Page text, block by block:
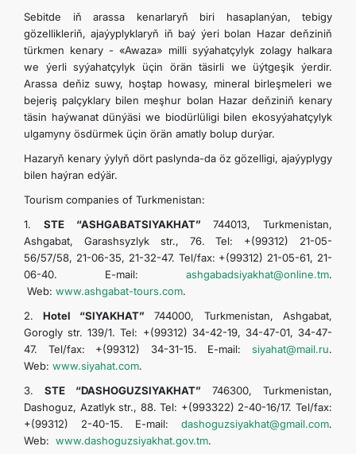
Sebitde iň arassa kenarlaryň biri hasaplanýan, tebigy
gözellikleriň, ajaýyplyklaryň iň baý ýeri bolan Hazar deňziniň
türkmen kenary - «Awaza» milli syýahatçylyk zolagy halkara
we ýerli syýahatçylyk üçin örän täsirli we üýtgeşik ýerdir.
Arassa deňiz suwy, hoştap howasy, mineral birleşmeleri we
bejeriş palçyklary bilen meşhur bolan Hazar deňziniň kenary
täsin haýwanat dünýäsi we biodürlüligi bilen ekosyýahatçylyk
ulgamyny ösdürmek üçin örän amatly bolup durýar.
Hazaryň kenary ýylyň dört paslynda-da öz gözelligi, ajaýyplygy
bilen haýran edýär.
Tourism companies of Turkmenistan:
1. STE “ASHGABATSIYAKHAT” 744013, Turkmenistan,
Ashgabat, Garashsyzlyk str., 76. Tel: +(99312) 21-05-
56/57/58, 21-06-35, 21-32-47. Tel/fax: +(99312) 21-05-61, 21-
06-40. E-mail: ashgabadsiyakhat@online.tm.
Web: www.ashgabat-tours.com.
2.Hotel “SIYAKHAT” 744000, Turkmenistan, Ashgabat,
Gorogly str. 139/1. Tel: +(99312) 34-42-19, 34-47-01, 34-47-
47. Tel/fax: +(99312) 34-31-15. E-mail: siyahat@mail.ru.
Web: www.siyahat.com.
3. STE “DASHOGUZSIYAKHAT” 746300, Turkmenistan,
Dashoguz, Azatlyk str., 88. Tel: +(993322) 2-40-16/17. Tel/fax:
+(99312) 2-40-15. E-mail: dashoguzsiyakhat@gmail.com.
Web: www.dashoguzsiyakhat.gov.tm.